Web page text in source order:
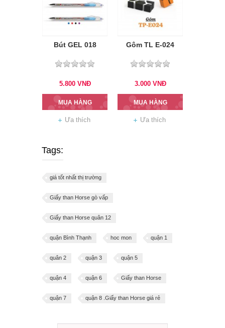
Bút GEL 018
5.800 VNĐ
MUA HÀNG
Ưa thích
Gôm TL E-024
3.000 VNĐ
MUA HÀNG
Ưa thích
Tags:
giá tốt nhất thị trường
Giấy than Horse gò vấp
Giấy than Horse quân 12
quận Bình Thạnh hoc mon quận 1
quân 2 quận 3 quận 5
quận 4 quận 6 Giấy than Horse
quận 7 quận 8 .Giấy than Horse giá rẻ